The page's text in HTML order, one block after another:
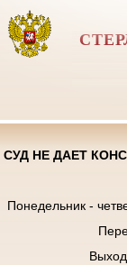
СУД НЕ ДАЕТ
Понедельник -